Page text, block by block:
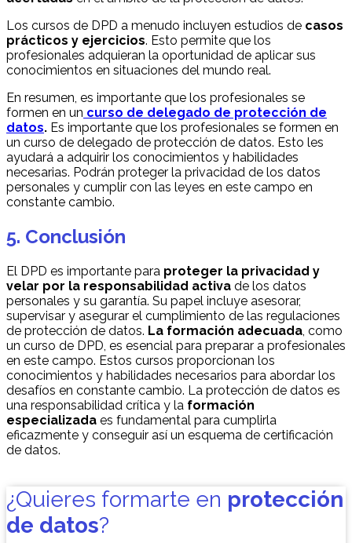
Los cursos de DPD a menudo incluyen estudios de casos
prácticos y ejercicios. Esto permite que los
profesionales adquieran la oportunidad de aplicar sus
conocimientos en situaciones del mundo real.
En resumen, es importante que los profesionales se
formen en un curso de delegado de protección de
datos. Es importante que los profesionales se formen en
un curso de delegado de protección de datos. Esto les
ayudará a adquirir los conocimientos y habilidades
necesarias. Podrán proteger la privacidad de los datos
personales y cumplir con las leyes en este campo en
constante cambio.
5. Conclusión
El DPD es importante para proteger la privacidad y
velar por la responsabilidad activa de los datos
personales y su garantía. Su papel incluye asesorar,
supervisar y asegurar el cumplimiento de las regulaciones
de protección de datos. La formación adecuada , como
un curso de DPD, es esencial para preparar a profesionales
en este campo. Estos cursos proporcionan los
conocimientos y habilidades necesarios para abordar los
desafíos en constante cambio. La protección de datos es
una responsabilidad crítica y la formación
especializada es fundamental para cumplirla
eficazmente y conseguir así un esquema de certificación
de datos.
¿Quieres formarte en protección
de datos?